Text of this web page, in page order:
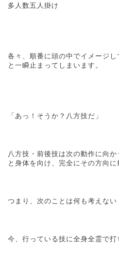
多人数五人掛け
各々、順番に頭の中でイメージ
と一瞬止まってしまいます。
「あっ！そうか？八方技だ」
八方技・前後技は次の動作に向
と身体を向け、完全にその方向に
つまり、次のことは何も考えない
今、行っている技に全身全霊で打